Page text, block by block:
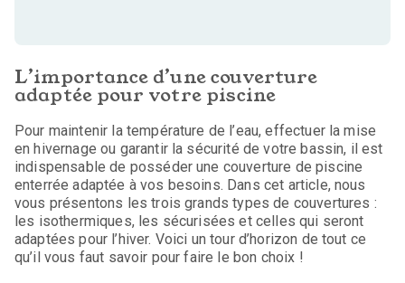
L’importance d’une couverture
adaptée pour votre piscine
Pour maintenir la température de l’eau, effectuer la mise
en hivernage ou garantir la sécurité de votre bassin, il est
indispensable de posséder une couverture de piscine
enterrée adaptée à vos besoins. Dans cet article, nous
vous présentons les trois grands types de couvertures :
les isothermiques, les sécurisées et celles qui seront
adaptées pour l’hiver. Voici un tour d’horizon de tout ce
qu’il vous faut savoir pour faire le bon choix !